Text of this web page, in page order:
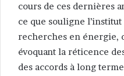
cours de ces dernières
ce que souligne
recherches en énergie,
évoquant la réticence
des accords à long